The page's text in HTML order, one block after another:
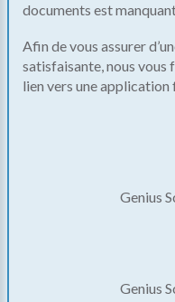
documents est
Afin de vous assurer
satisfaisante, nous vous
lien vers une
Genius
Genius